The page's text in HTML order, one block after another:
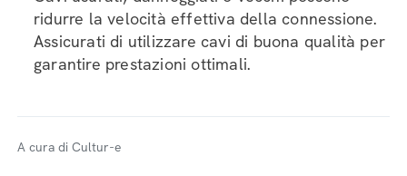
ridurre la velocità effettiva della connessione.
Assicurati di utilizzare cavi di buona qualità per
garantire prestazioni ottimali.
A cura di Cultur-e